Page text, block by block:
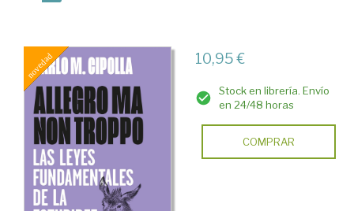
10,95 €
Stock en librería. Envío
en 24/48 horas
COMPRAR